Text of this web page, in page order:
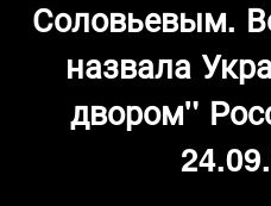
Соловьевым.
назвала
двором"